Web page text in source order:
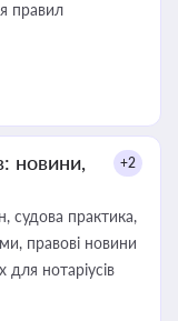
правил
новини,
+2
судова практика,
правові новини
нотаріусів